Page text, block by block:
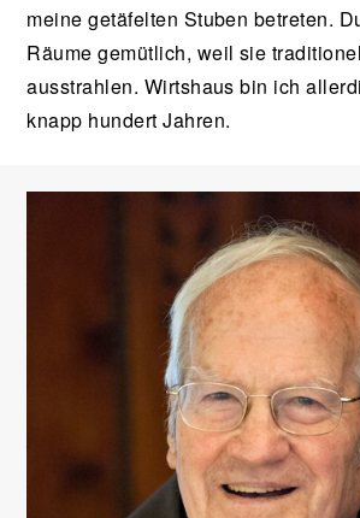
meine getäfelten Stuben betreten.
Räume gemütlich, weil sie
ausstrahlen. Wirtshaus bin ich
knapp hundert Jahren.